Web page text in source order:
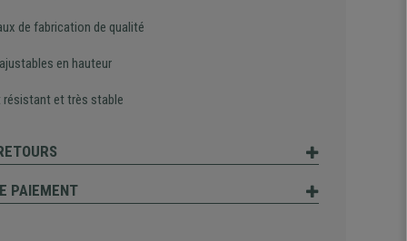
de fabrication de qualité
en hauteur
résistant et très stable
PAIEMENT